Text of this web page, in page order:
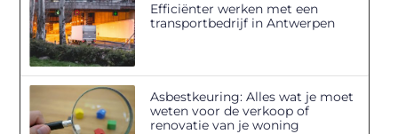
Efficiënter werken met een
transportbedrijf in Antwerpen
Asbestkeuring: Alles wat je moet
weten voor de verkoop of
renovatie van je woning